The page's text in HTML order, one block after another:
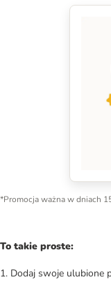
*Promocja ważna w dniach
To takie proste:
1. Dodaj swoje ulubione